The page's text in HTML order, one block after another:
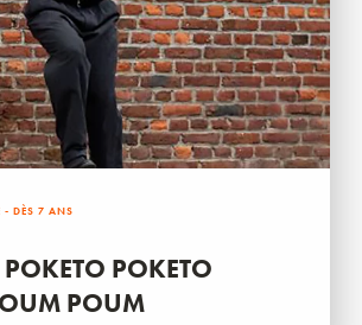
- DÈS 7 ANS
POKETO
POUM